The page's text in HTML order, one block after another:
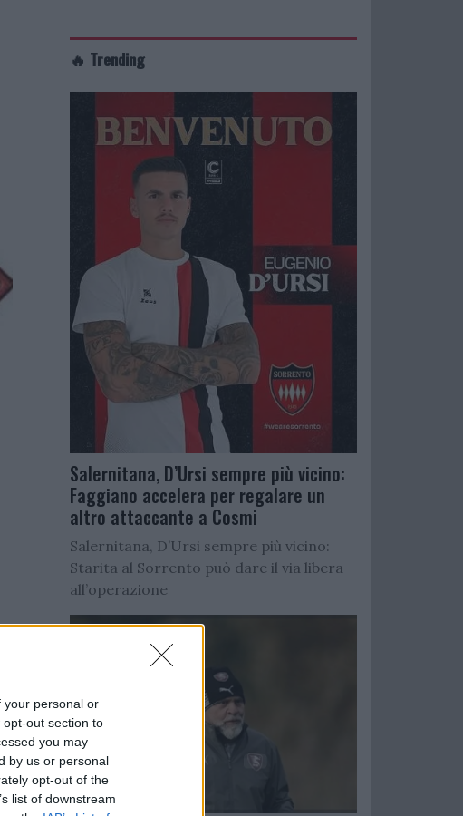
your personal or
out section to
you may
by us or personal
opt-out of the
list of downstream
🔥 Trending
Salernitana, D’Ursi sempre più vicino:
Faggiano accelera per regalare un
altro attaccante a Cosmi
Salernitana, D’Ursi sempre più vicino:
Starita al Sorrento può dare il via libera
all’operazione